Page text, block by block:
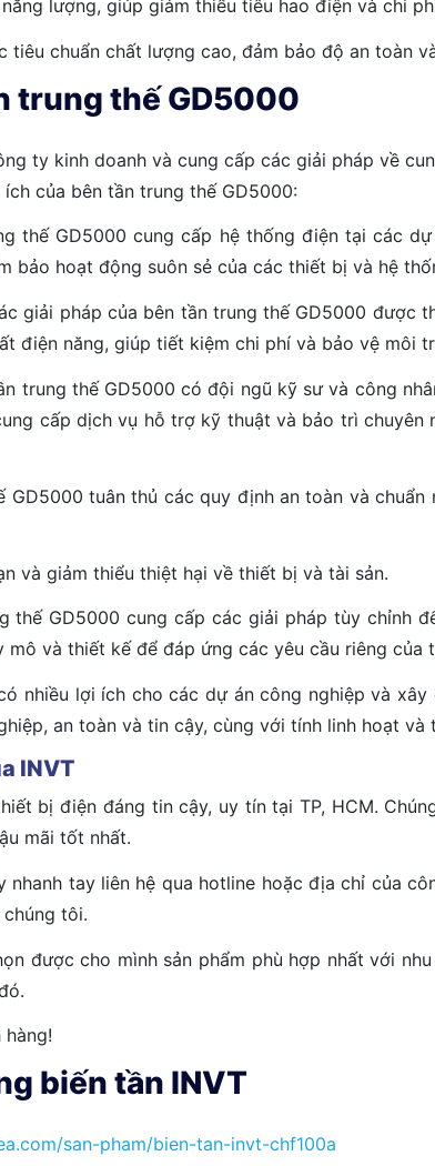
lượng, giúp giảm thiểu tiêu hao điện và chi
chuẩn chất lượng cao, đảm bảo độ an toàn
trung thế GD5000
ty kinh doanh và cung cấp các giải pháp về
của bên tần trung thế GD5000:
thế GD5000 cung cấp hệ thống điện tại các
bảo hoạt động suôn sẻ của các thiết bị và hệ
giải pháp của bên tần trung thế GD5000 được
điện năng, giúp tiết kiệm chi phí và bảo vệ môi
trung thế GD5000 có đội ngũ kỹ sư và công
cấp dịch vụ hỗ trợ kỹ thuật và bảo trì
GD5000 tuân thủ các quy định an toàn và
và giảm thiểu thiệt hại về thiết bị và tài sản.
thế GD5000 cung cấp các giải pháp tùy chỉnh
và thiết kế để đáp ứng các yêu cầu riêng của
nhiều lợi ích cho các dự án công nghiệp và
an toàn và tin cậy, cùng với tính linh hoạt và
INVT
bị điện đáng tin cậy, uy tín tại TP, HCM.
mãi tốt nhất.
nhanh tay liên hệ qua hotline hoặc địa chỉ của
tôi.
được cho mình sản phẩm phù hợp nhất với
biến tần INVT
san-pham/bien-tan-invt-chf100a